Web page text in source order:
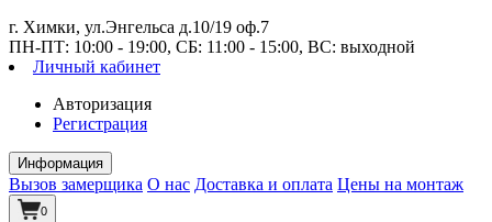
г. Химки, ул.Энгельса д.10/19 оф.7
ПН-ПТ: 10:00 - 19:00, СБ: 11:00 - 15:00, ВС: выходной
Личный кабинет
Авторизация
Регистрация
Информация
Вызов замерщика О нас Доставка и оплата Цены на монтаж
0